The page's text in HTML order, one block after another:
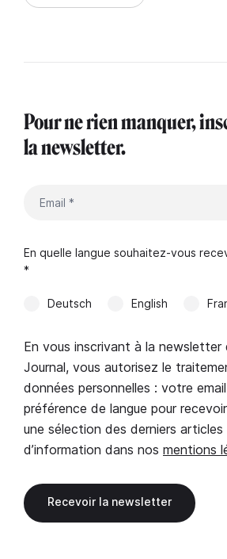
Pour ne rien manquer,
la newsletter.
En quelle langue souhaitez-vous
*
Deutsch English
En vous inscrivant à la newsletter
Journal, vous autorisez le
données personnelles : votre
préférence de langue pour
une sélection des derniers articles
d’information dans nos mentions